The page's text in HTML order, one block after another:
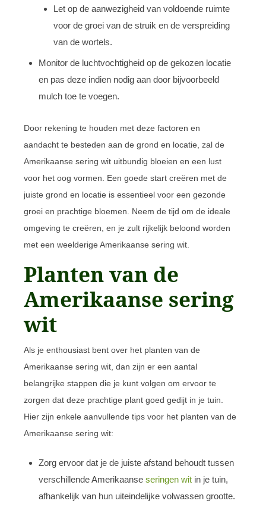
Let op de aanwezigheid van voldoende ruimte
voor de groei van de struik en de verspreiding
van de wortels.
Monitor de luchtvochtigheid op de gekozen locatie
en pas deze indien nodig aan door bijvoorbeeld
mulch toe te voegen.
Door rekening te houden met deze factoren en
aandacht te besteden aan de grond en locatie, zal de
Amerikaanse sering wit uitbundig bloeien en een lust
voor het oog vormen. Een goede start creëren met de
juiste grond en locatie is essentieel voor een gezonde
groei en prachtige bloemen. Neem de tijd om de ideale
omgeving te creëren, en je zult rijkelijk beloond worden
met een weelderige Amerikaanse sering wit.
Planten van de
Amerikaanse sering
wit
Als je enthousiast bent over het planten van de
Amerikaanse sering wit, dan zijn er een aantal
belangrijke stappen die je kunt volgen om ervoor te
zorgen dat deze prachtige plant goed gedijt in je tuin.
Hier zijn enkele aanvullende tips voor het planten van de
Amerikaanse sering wit:
Zorg ervoor dat je de juiste afstand behoudt tussen
verschillende Amerikaanse seringen wit in je tuin,
afhankelijk van hun uiteindelijke volwassen grootte.